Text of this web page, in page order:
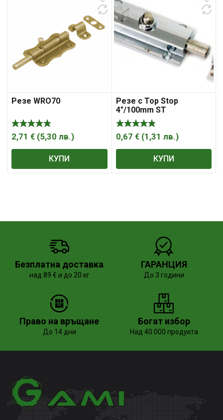
Резе WRO70
2,71 € (5,30 лв.)
КУПИ
Резе с Top Stop
4″/100mm ST
0,67 € (1,31 лв.)
КУПИ
Безплатна доставка
над 89 € и до 20 кг
ГАРАНЦИЯ
До 3 години
Право на връщане
До 14 дни
Богат избор
Над 40 000 продукта